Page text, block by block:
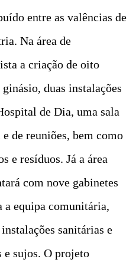
entre as valências de
Na área de
a criação de oito
duas instalações
de Dia, uma sala
de reuniões, bem como
e resíduos. Já a área
com nove gabinetes
a equipa comunitária,
sanitárias e
e sujos. O projeto